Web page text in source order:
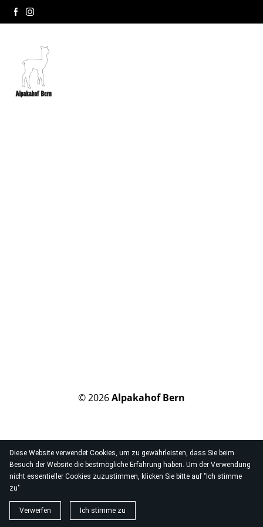
Diese Website verwendet Cookies, um zu gewährleisten, dass Sie beim
Besuch der Website die bestmögliche Erfahrung haben. Um der Verwendung
nicht essentieller Cookies zuzustimmen, klicken Sie bitte auf "Ich stimme
zu"
Verwerfen Ich stimme zu
© 2026Alpakahof Bern